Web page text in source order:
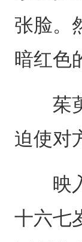
张脸。
暗红色
茱萸
迫使对
映入
十六七